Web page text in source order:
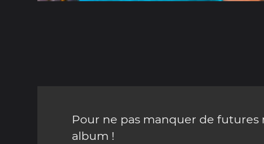
Pour ne pas manquer de
album !